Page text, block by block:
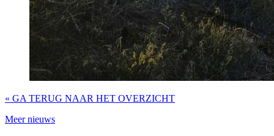
« GA TERUG NAAR HET OVERZICHT
Meer nieuws